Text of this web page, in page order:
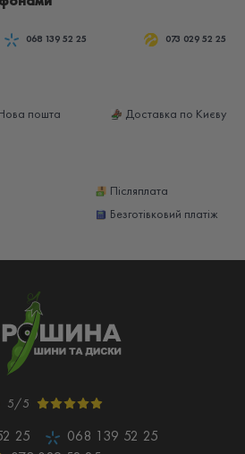
068 139 52 25 073 029 52 25
пошта Доставка по Києву
Післяплата
Безготівковий платіж
5/5
25
068 139 52 25